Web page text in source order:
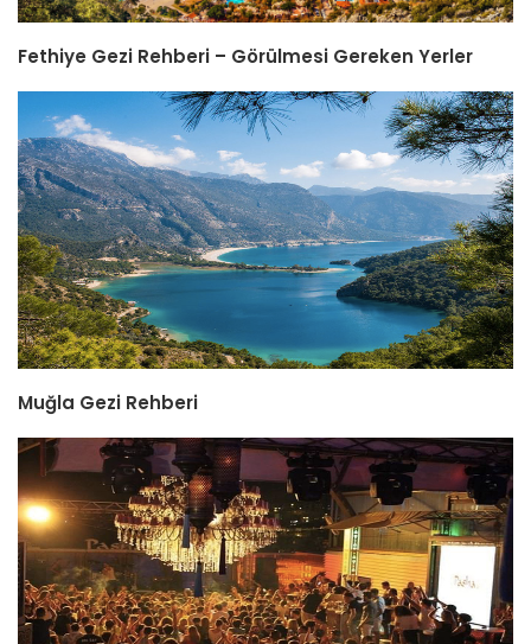
Fethiye Gezi Rehberi – Görülmesi Gereken Yerler
Muğla Gezi Rehberi